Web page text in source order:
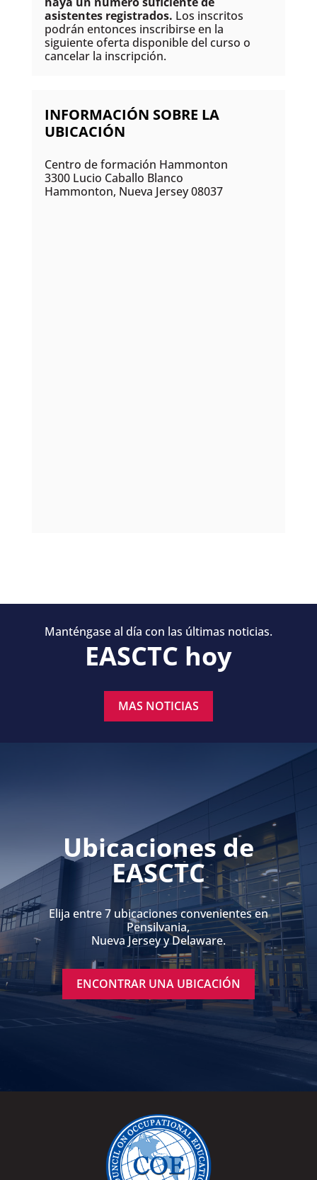
asistentes registrados. Los inscritos
podrán entonces inscribirse en la
siguiente oferta disponible del curso o
cancelar la inscripción.
INFORMACIÓN SOBRE LA
UBICACIÓN
Centro de formación Hammonton
3300 Lucio Caballo Blanco
Hammonton, Nueva Jersey 08037
Manténgase al día con las últimas noticias.
EASCTC hoy
MAS NOTICIAS
Ubicaciones de
EASCTC
Elija entre 7 ubicaciones convenientes en
Pensilvania,
Nueva Jersey y Delaware.
ENCONTRAR UNA UBICACIÓN